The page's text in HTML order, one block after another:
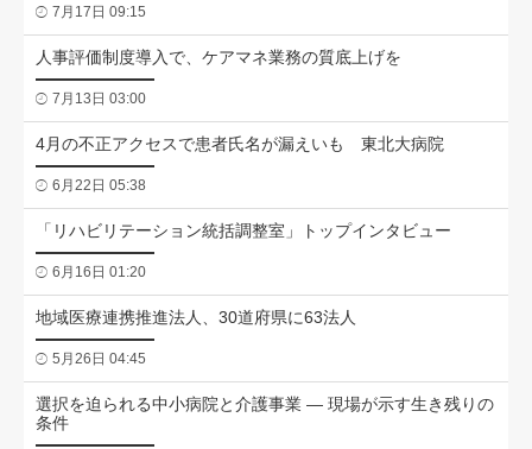
7月17日 09:15
人事評価制度導入で、ケアマネ業務の質底上げを
7月13日 03:00
4月の不正アクセスで患者氏名が漏えいも 東北大病院
6月22日 05:38
「リハビリテーション統括調整室」トップインタビュー
6月16日 01:20
地域医療連携推進法人、30道府県に63法人
5月26日 04:45
選択を迫られる中小病院と介護事業 ― 現場が示す生き残りの
条件